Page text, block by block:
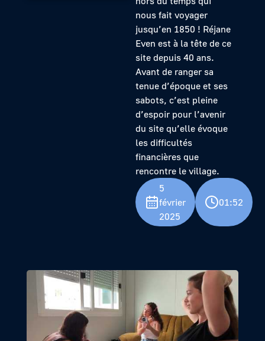
nous fait voyager
jusqu’en 1850 ! Réjane
Even est à la tête de ce
site depuis 40 ans.
Avant de ranger sa
tenue d’époque et ses
sabots, c’est pleine
d’espoir pour l’avenir
du site qu’elle évoque
les difficultés
financières que
rencontre le village.
5
février
2025
01:52